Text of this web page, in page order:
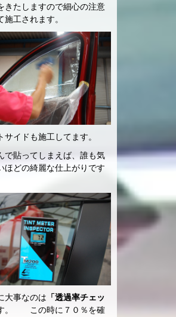
きたしますので細心の注意
施工されます。
サイドも施工してます。
で貼ってしまえば、誰も気
ほどの綺麗な仕上がりです
大事なのは 「透過率チェッ
。 この時に７０％を確